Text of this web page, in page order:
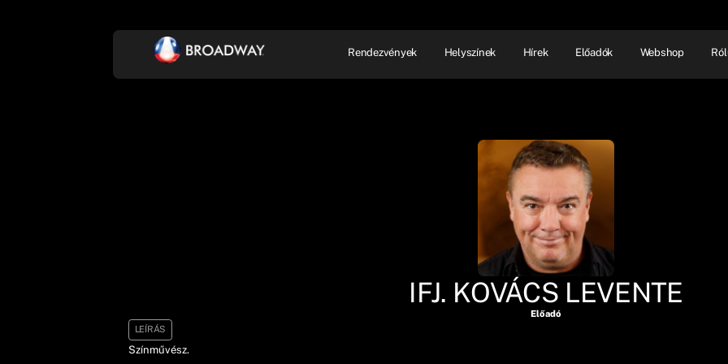
Rendezvények Helyszínek Hírek Előadók Webshop
IFJ. KOVÁCS LEVENTE
Előadó
LEÍRÁS
Színművész.